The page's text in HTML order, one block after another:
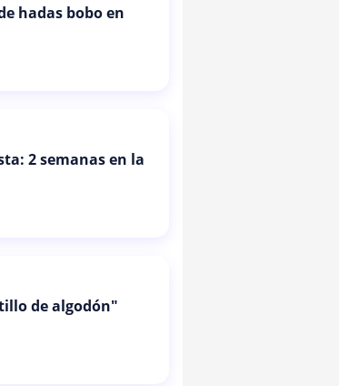
hadas bobo en
2 semanas en la
de algodón"